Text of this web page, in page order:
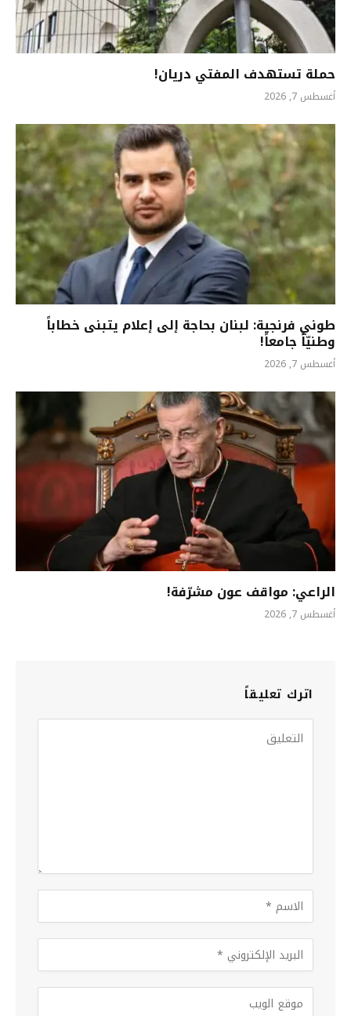
حملة تستهدف المفتي دريان!
أغسطس 7, 2026
طوني فرنجية: لبنان بحاجة إلى إعلام يتبنى خطاباً
وطنيّاً جامعاً!
أغسطس 7, 2026
الراعي: مواقف عون مشرّفة!
أغسطس 7, 2026
اترك تعليقاً